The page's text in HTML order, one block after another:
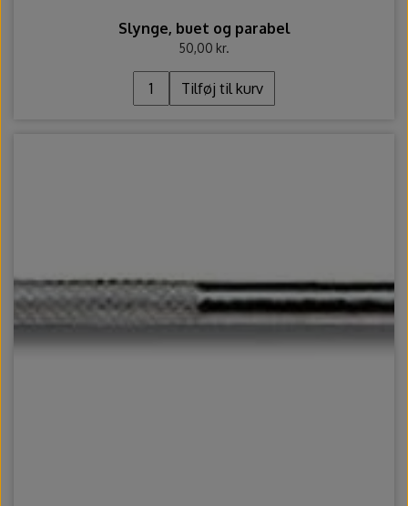
Slynge, buet og parabel
50,00 kr.
Tilføj til kurv